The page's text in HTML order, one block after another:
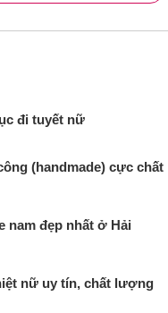
đi tuyết nữ
(handmade) cực chất
nam đẹp nhất ở Hải
nữ uy tín, chất lượng